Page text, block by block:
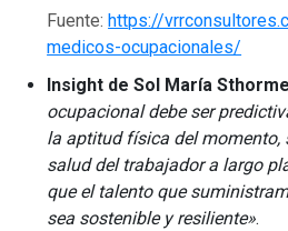
Fuente: https://
medicos-ocupacionales/
Insight de Sol María
ocupacional debe ser
la aptitud física del momento,
salud del trabajador a largo
que el talento que
sea sostenible y resiliente».